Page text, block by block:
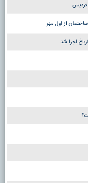
فردیس
از اول مهر
اجرا شد